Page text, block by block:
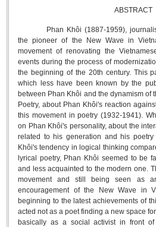
Undergraduate: Honor Degree
Postgraduate
LITERARY WRITINGS & TRANSLATING
RESEARCH
Sinology & Nom
Linguistics
Vietnamese Folk Culture
Literary Theory & Criticism
Vietnamese Literature
Foreign Literatures & Comparative
ABSTRACT
Phan Khôi (1887-1959),
the pioneer of the New Wave in
movement of renovating the
events during the process of
the beginning of the 20th century. This
which less have been known by the
between Phan Khôi and the dynamism of
Poetry, about Phan Khôi's reaction
this movement in poetry (1932-1941).
on Phan Khôi's personality, about the
related to his generation and his
Khôi's tendency in logical thinking
lyrical poetry, Phan Khôi seemed to be
and less acquainted to the modern one.
movement and still being seen as
encouragement of the New Wave in
beginning to the latest achievements of
acted not as a poet finding a new space
basically as a social activist in front